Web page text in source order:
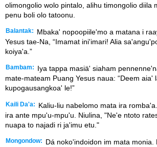
olimongolio wolo pintalo, alihu timongolio diila
penu boli olo tatoonu.
Balantak:
Mbaka' nopoopiile'mo a matana i
Yesus tae-Na, “Imamat ini'imari! Alia
koiya'a.”
Bambam:
Iya tappa masiä' siaham
mate-mateam Puang Yesus naua: “Deem aia'
kupogausangkoa' le!”
Kaili Da'a:
Kaliu-liu nabelomo mata ira
ira ante mpu'u-mpu'u. Niulina, "Ne'e ntoto
nuapa to najadi ri ja'imu etu."
Mongondow:
Dá noko'indoidon im mata monia.